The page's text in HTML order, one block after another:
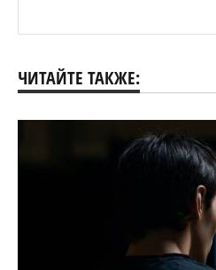
ЧИТАЙТЕ ТАКЖЕ: